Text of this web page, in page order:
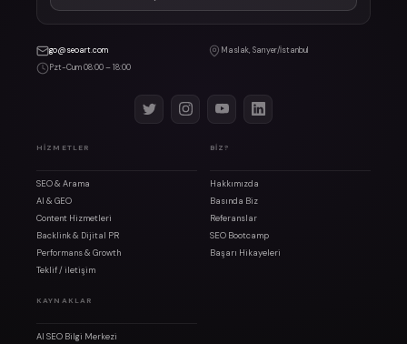
go@seoart.com
Maslak, Sarıyer/İstanbul
Pzt-Cum 08:00 – 18:00
HIZMETLER
SEO & Arama
AI & GEO
Content Hizmetleri
Backlink & Dijital PR
Performans & Growth
Teklif / iletişim
BIZ?
Hakkımızda
Basında Biz
Referanslar
SEO Bootcamp
Başarı Hikayeleri
KAYNAKLAR
AI SEO Bilgi Merkezi